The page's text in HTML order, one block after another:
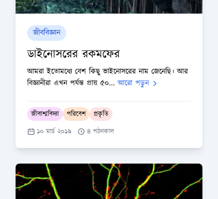
জীববিজ্ঞান
ডাইনোসরের রকমফের
আমরা ইতোমধ্যে বেশ কিছু ভাইনোসরের নাম জেনেছি। আর
বিজ্ঞানীরা এখন পর্যন্ত প্রায় ৫০...আরো পড়ুন
জীবাশ্মবিদ্যা পরিবেশ
প্রকৃতি
১০ মার্চ ২০১৯
৪ পঠনকাল